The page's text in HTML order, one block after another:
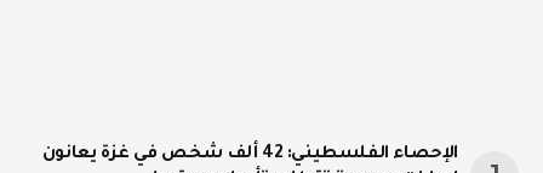
الإحصاء الفلسطيني: 42 ألف شخص في غزة يعانون